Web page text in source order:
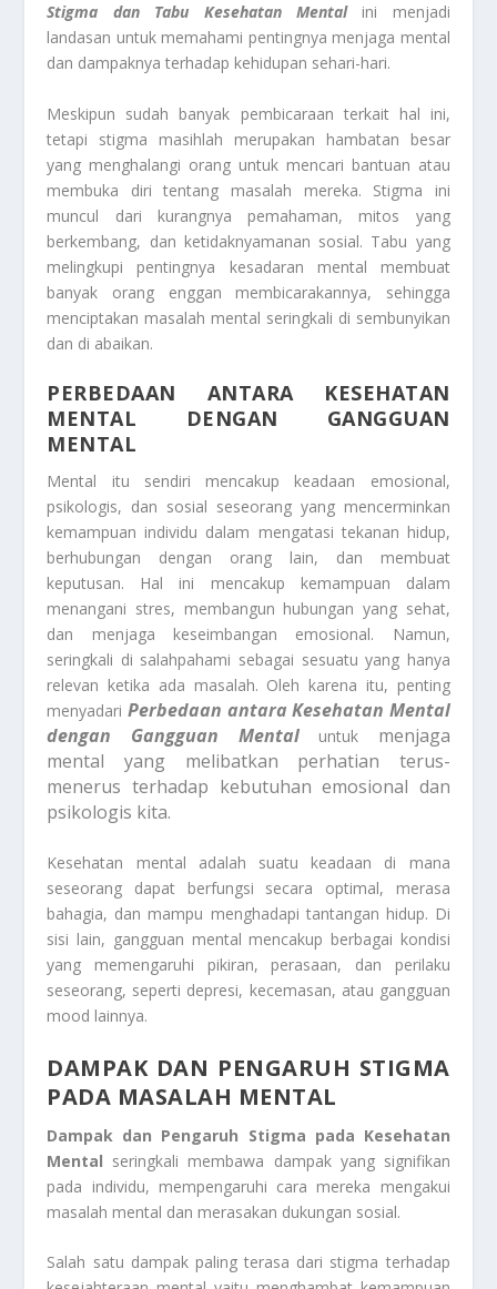
Stigma dan Tabu Kesehatan Mentalini menjadi
landasan untuk memahami pentingnya menjaga mental
dan dampaknya terhadap kehidupan sehari-hari.
Meskipun sudah banyak pembicaraan terkait hal ini,
tetapi stigma masihlah merupakan hambatan besar
yang menghalangi orang untuk mencari bantuan atau
membuka diri tentang masalah mereka. Stigma ini
muncul dari kurangnya pemahaman, mitos yang
berkembang, dan ketidaknyamanan sosial. Tabu yang
melingkupi pentingnya kesadaran mental membuat
banyak orang enggan membicarakannya, sehingga
menciptakan masalah mental seringkali di sembunyikan
dan di abaikan.
PERBEDAAN ANTARA KESEHATAN
MENTAL DENGAN GANGGUAN
MENTAL
Mental itu sendiri mencakup keadaan emosional,
psikologis, dan sosial seseorang yang mencerminkan
kemampuan individu dalam mengatasi tekanan hidup,
berhubungan dengan orang lain, dan membuat
keputusan. Hal ini mencakup kemampuan dalam
menangani stres, membangun hubungan yang sehat,
dan menjaga keseimbangan emosional. Namun,
seringkali di salahpahami sebagai sesuatu yang hanya
relevan ketika ada masalah. Oleh karena itu, penting
menyadari Perbedaan antara Kesehatan Mental
dengan Gangguan Mental
untuk menjaga
mental yang melibatkan perhatian terus-
menerus terhadap kebutuhan emosional dan
psikologis kita.
Kesehatan mental adalah suatu keadaan di mana
seseorang dapat berfungsi secara optimal, merasa
bahagia, dan mampu menghadapi tantangan hidup. Di
sisi lain, gangguan mental mencakup berbagai kondisi
yang memengaruhi pikiran, perasaan, dan perilaku
seseorang, seperti depresi, kecemasan, atau gangguan
mood lainnya.
DAMPAK DAN PENGARUH STIGMA
PADA MASALAH MENTAL
Dampak dan Pengaruh Stigma pada Kesehatan
Mental seringkali membawa dampak yang signifikan
pada individu, mempengaruhi cara mereka mengakui
masalah mental dan merasakan dukungan sosial.
Salah satu dampak paling terasa dari stigma terhadap